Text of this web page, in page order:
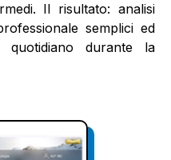
Il risultato: analisi
semplici ed
durante la